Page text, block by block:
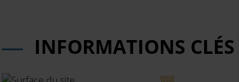
INFORMATIONS CLÉS